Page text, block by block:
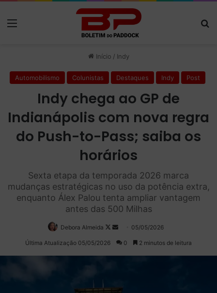
Início / Indy
Automobilismo Colunistas Destaques Indy Post
Indy chega ao GP de
Indianápolis com nova regra
do Push-to-Pass; saiba os
horários
Sexta etapa da temporada 2026 marca
mudanças estratégicas no uso da potência extra,
enquanto Álex Palou tenta ampliar vantagem
antes das 500 Milhas
Debora Almeida
Follow
on
Mande
um
05/05/2026
Última Atualização 05/05/2026 0 2 minutos de leitura